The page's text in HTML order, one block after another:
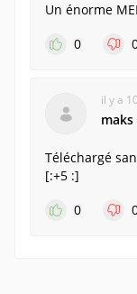
Un énorme
0
il y a
maks
Téléchargé
[:+5 :]
0